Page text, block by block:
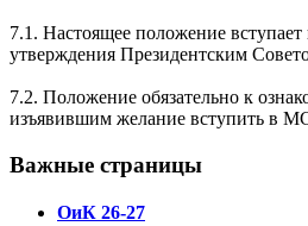
7.1. Настоящее положение
утверждения Президентским
7.2. Положение обязательно к
изъявившим желание вступить в
Важные страницы
ОиК 26-27